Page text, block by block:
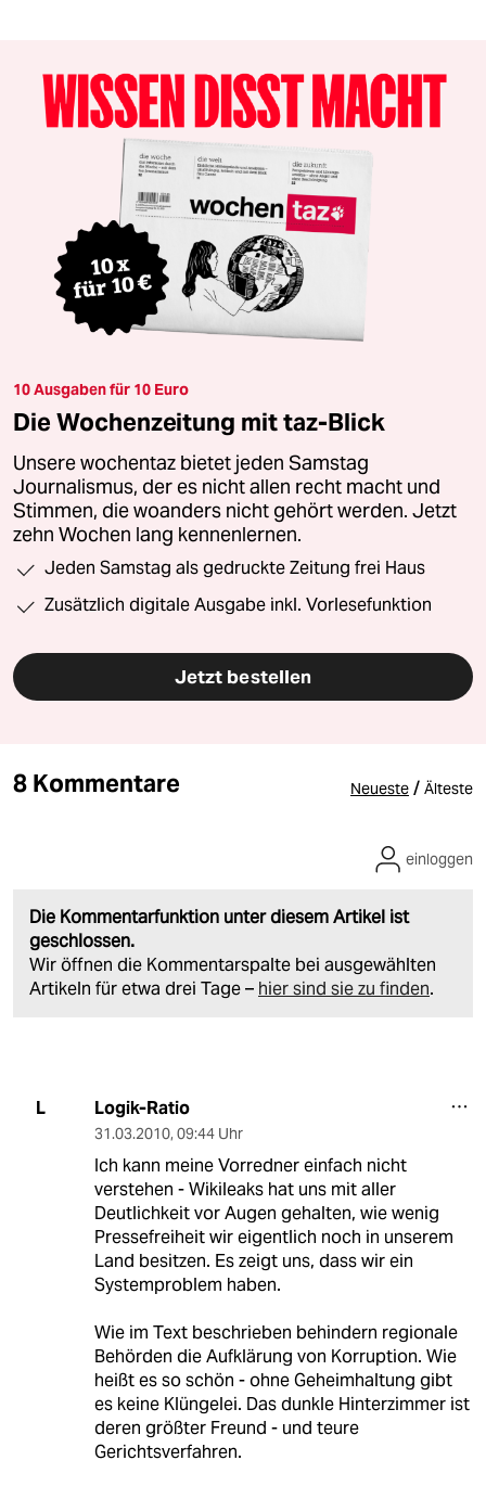
10 Ausgaben für 10 Euro
Die Wochenzeitung mit taz-Blick
Unsere wochentaz bietet jeden Samstag
Journalismus, der es nicht allen recht macht und
Stimmen, die woanders nicht gehört werden. Jetzt
zehn Wochen lang kennenlernen.
Jeden Samstag als gedruckte Zeitung frei Haus
Zusätzlich digitale Ausgabe inkl. Vorlesefunktion
Jetzt bestellen
8 Kommentare Neueste / Älteste
Die Kommentarfunktion unter diesem Artikel ist
geschlossen.
Wir öffnen die Kommentarspalte bei ausgewählten
Artikeln für etwa drei Tage – hier sind sie zu finden.
einloggen
L Logik-Ratio
31.03.2010, 09:44 Uhr
Ich kann meine Vorredner einfach nicht
verstehen - Wikileaks hat uns mit aller
Deutlichkeit vor Augen gehalten, wie wenig
Pressefreiheit wir eigentlich noch in unserem
Land besitzen. Es zeigt uns, dass wir ein
Systemproblem haben.
Wie im Text beschrieben behindern regionale
Behörden die Aufklärung von Korruption. Wie
heißt es so schön - ohne Geheimhaltung gibt
es keine Klüngelei. Das dunkle Hinterzimmer ist
deren größter Freund - und teure
Gerichtsverfahren.